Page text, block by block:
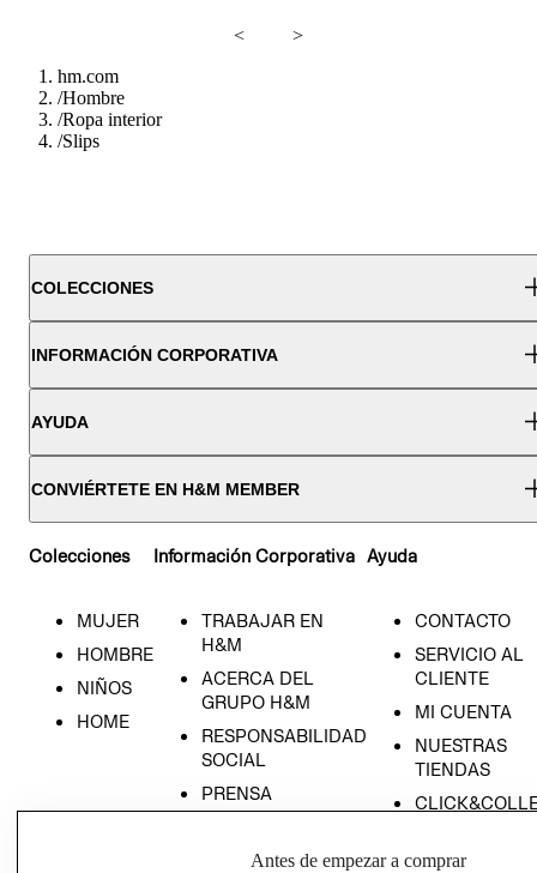
<
>
hm.com
/Hombre
/Ropa interior
/Slips
COLECCIONES
INFORMACIÓN CORPORATIVA
AYUDA
CONVIÉRTETE EN H&M MEMBER
Colecciones
MUJER
HOMBRE
NIÑOS
HOME
Información Corporativa
TRABAJAR EN
H&M
ACERCA DEL
GRUPO H&M
RESPONSABILIDAD
SOCIAL
PRENSA
INVERSIONISTAS
Ayuda
CONTACTO
SERVICIO AL
CLIENTE
MI CUENTA
NUESTRAS
TIENDAS
Antes de empezar a comprar